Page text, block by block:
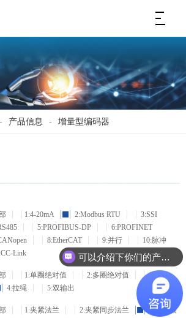
- 产品信息 - 增量型编码器
1:4-20mA 2:Modbus RTU
3:SSI
5:PROFIBUS-DP
6:PROFINET
8:EtherCAT 9:并行
10:脉冲
Link
1:单圈绝对值 2:多圈绝对值
3:增量
4:拉绳 5:双输出
1:夹紧法兰 2:夹紧同步法兰
3:盲孔轴
可以介绍下你们的产品么？